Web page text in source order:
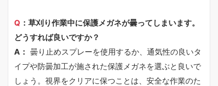
Q ：草刈り作業中に保護メガネが曇ってしまいます。
どうすれば良いですか？
A： 曇り止めスプレーを使用するか、通気性の良いタ
イプや防曇加工が施された保護メガネを選ぶと良いで
しょう。視界をクリアに保つことは、安全な作業のた